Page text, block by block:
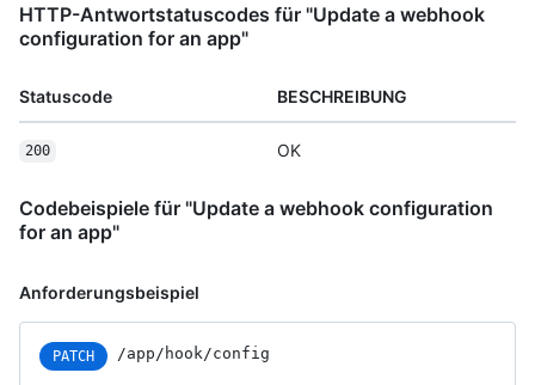
HTTP-Antwortstatuscodes für "Update a webhook
configuration for an app"
Statuscode BESCHREIBUNG
200 OK
Codebeispiele für "Update a webhook configuration
for an app"
Anforderungsbeispiel
PATCH /app/hook/config